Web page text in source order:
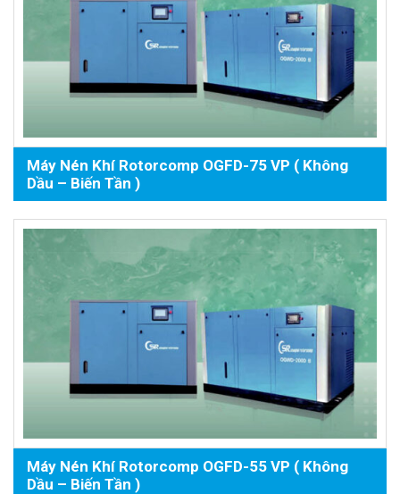
Máy Nén Khí Rotorcomp OGFD-75 VP ( Không
Dầu – Biến Tần )
Máy Nén Khí Rotorcomp OGFD-55 VP ( Không
Dầu – Biến Tần )